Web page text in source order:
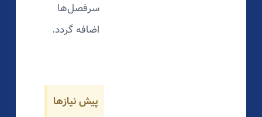
سرفصل‌ها
اضافه گردد.
پیش نیازها